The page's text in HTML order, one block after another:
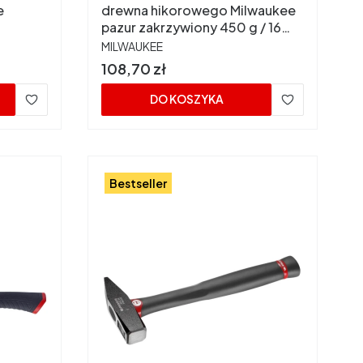
drewna hikorowego Milwaukee
pazur zakrzywiony 450 g / 16
uncji 4932478659
PRODUCENT
MILWAUKEE
Cena
108,70 zł
DO KOSZYKA
Bestseller